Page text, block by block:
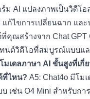
ร์ม AI แปลงภาพเป็นวิดีโ
แก้ไขการเปลี่ยนฉาก แล
คุณสร้างจาก Chat GPT
นต์วิดีโอที่สมบูรณ์แบบแล
เดลภาษา AI ขั้นสูงที่เกี่
ที่ไหน? A5: Chat4o มีโม
เช่น O4 Mini สำหรับกา